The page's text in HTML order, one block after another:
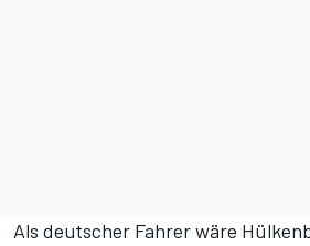
Als deutscher Fahrer wäre